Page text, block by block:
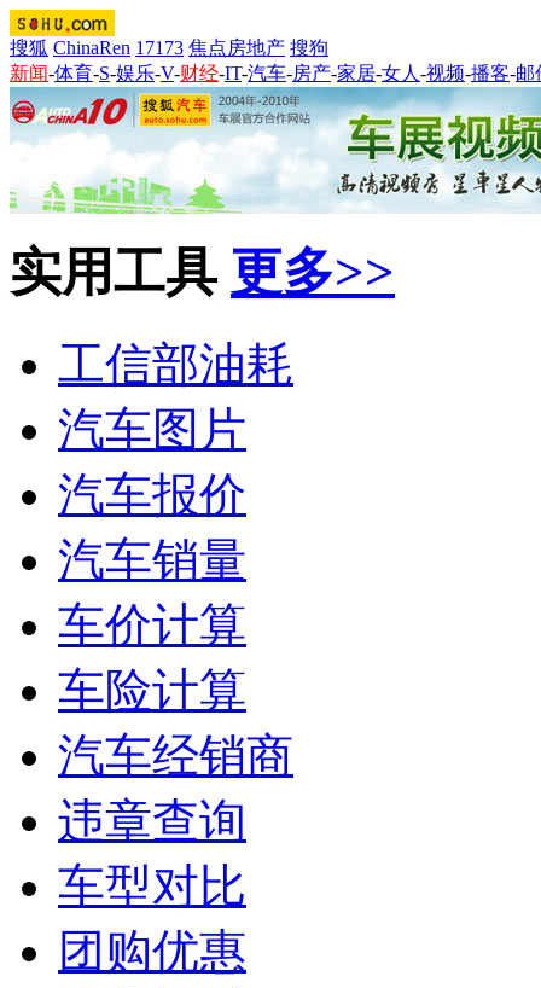
搜狐 ChinaRen 17173 焦点房地产 搜狗
新闻-体育-S-娱乐-V-财经-IT-汽车-房产-家居-女人 -视频-播客-邮
实用工具 更多>>
工信部油耗
汽车图片
汽车报价
汽车销量
车价计算
车险计算
汽车经销商
违章查询
车型对比
团购优惠